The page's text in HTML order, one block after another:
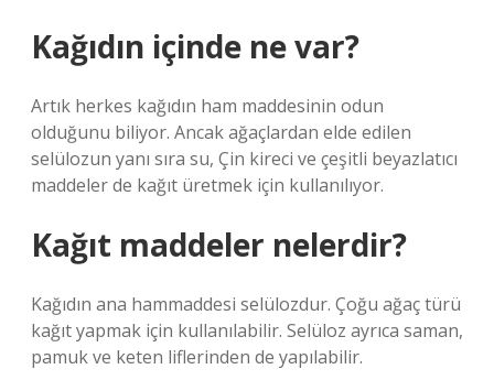
Kağıdın içinde ne var?
Artık herkes kağıdın ham maddesinin odun
olduğunu biliyor. Ancak ağaçlardan elde edilen
selülozun yanı sıra su, Çin kireci ve çeşitli beyazlatıcı
maddeler de kağıt üretmek için kullanılıyor.
Kağıt maddeler nelerdir?
Kağıdın ana hammaddesi selülozdur. Çoğu ağaç türü
kağıt yapmak için kullanılabilir. Selüloz ayrıca saman,
pamuk ve keten liflerinden de yapılabilir.